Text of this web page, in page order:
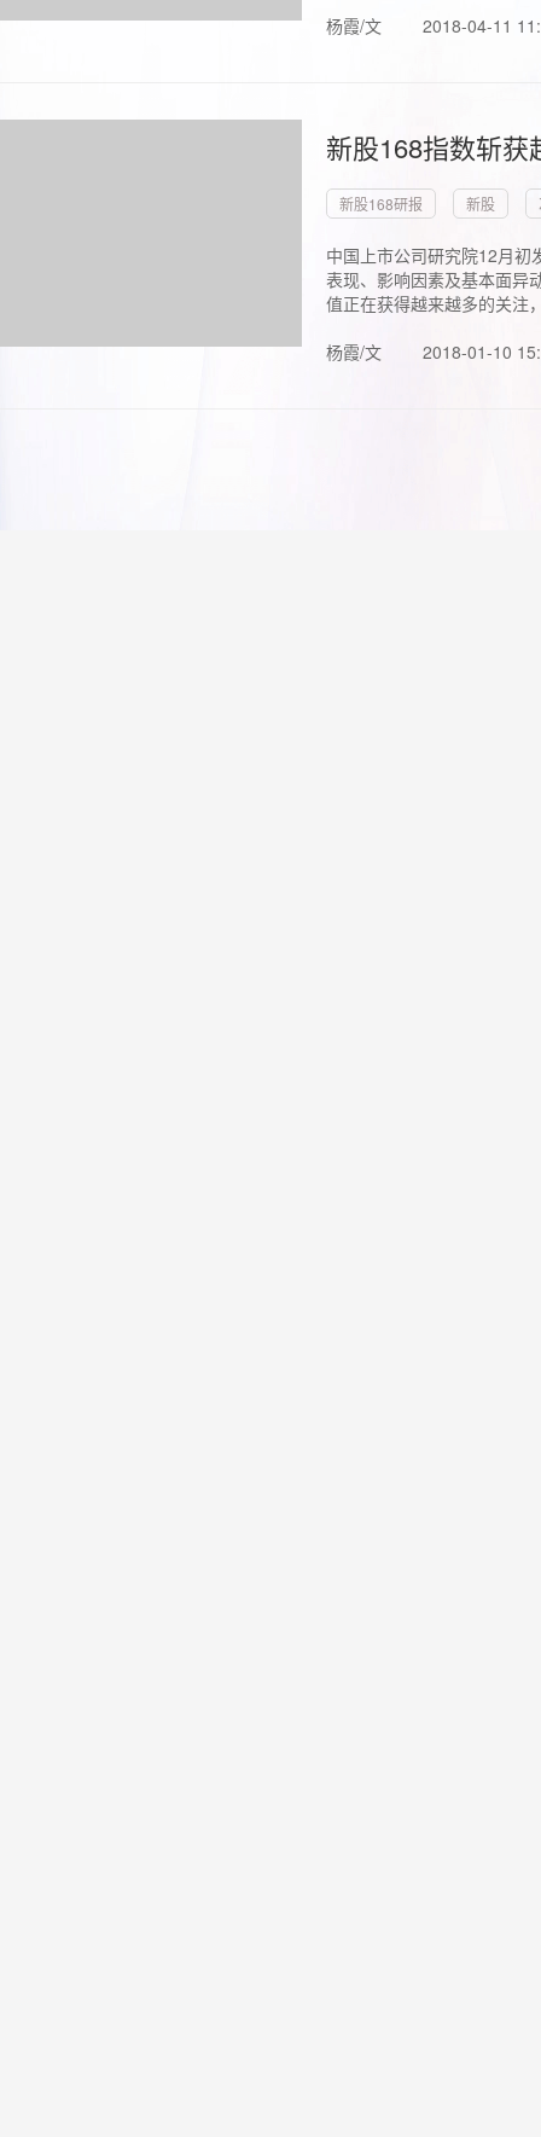
杨霞/文 2018-04-11
新股168指数斩
新股168研报 新股
中国上市公司研究院12月初
表现、影响因素及基本面异
值正在获得越来越多的关注
杨霞/文
2018-01-10